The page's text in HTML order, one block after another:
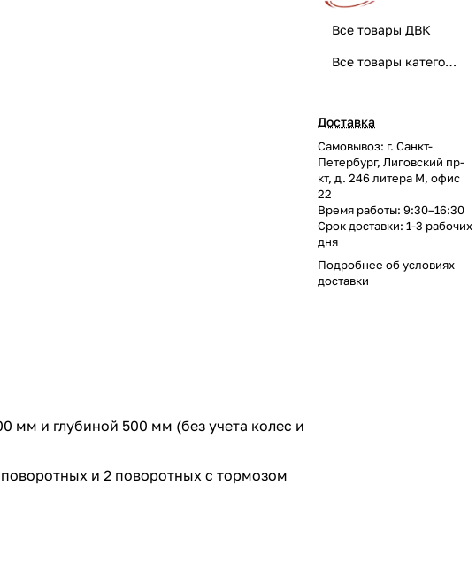
Все товары ДВК
Все товары категории
Доставка
Самовывоз: г. Санкт-
Петербург, Лиговский пр-
кт, д. 246 литера М, офис
22
Время работы: 9:30–16:30
Срок доставки: 1-3 рабочих
дня
Подробнее обусловиях
доставки
и глубиной 500 мм (без учета колес и
и 2 поворотных с тормозом